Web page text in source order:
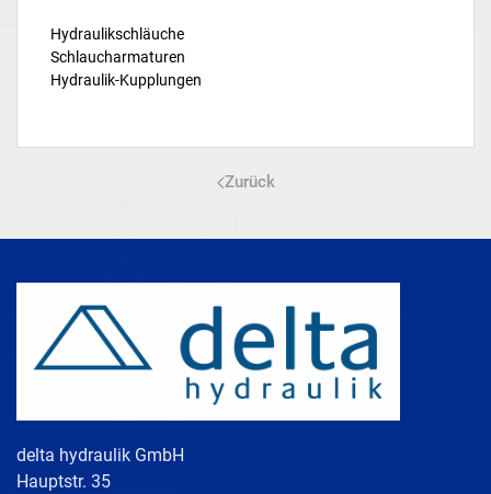
Hydraulikschläuche
Schlaucharmaturen
Hydraulik-Kupplungen
Zurück
delta hydraulik GmbH
Hauptstr. 35